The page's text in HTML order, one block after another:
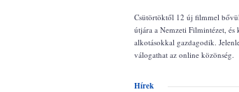
Csütörtöktől 12 új filmmel
útjára a Nemzeti Filmintézet, és
alkotásokkal gazdagodik.
válogathat az online közönség.
Hírek